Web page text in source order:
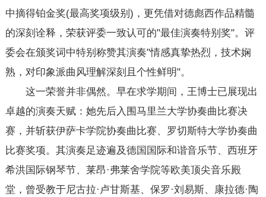
中摘得铂金奖(最高奖项级别)，更凭借对德彪西作品精髓
的深刻诠释，荣获评委一致认可的"最佳演奏特别奖"。评
委会在颁奖词中特别称赞其演奏"情感真挚热烈，技术娴
熟，对印象派曲风理解深刻且个性鲜明"。
这一荣誉并非偶然。早在求学期间，王博士已展现出
卓越的演奏天赋：她先后入围马里兰大学协奏曲比赛决
赛，并斩获伊萨卡学院协奏曲比赛、罗切斯特大学协奏曲
比赛奖项。其演奏足迹遍及德国国际和谐音乐节、西班牙
希洪国际钢琴节、莱昂·弗莱舍学院等欧美顶尖音乐殿
堂，曾受教于尼古拉·卢甘斯基、保罗·刘易斯、康拉德·陶